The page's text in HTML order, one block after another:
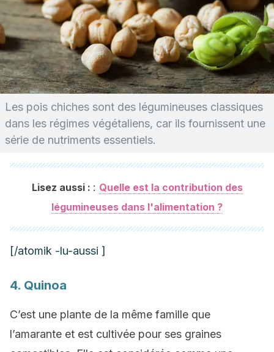
Les pois chiches sont des légumineuses classiques
dans les régimes végétaliens, car ils fournissent une
série de nutriments essentiels.
Lisez aussi : : Quelle est la contribution des
légumineuses dans l'alimentation ?
[/atomik -lu-aussi ]
4. Quinoa
C’est une plante de la même famille que
l’amarante et est cultivée pour ses graines